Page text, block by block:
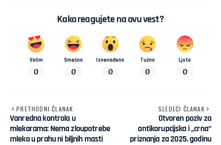
Kako reagujete na ovu vest?
Volim
0
Smešno
0
Iznenađeno
0
Tužno
0
Ljuto
0
PRETHODNI ČLANAK
Vanredna kontrola u
mlekarama: Nema zloupotrebe
mleka u prahu ni biljnih masti
SLEDEĆI ČLANAK
Otvoren poziv za
antikorupcijska i „crna“
priznanja za 2025. godinu